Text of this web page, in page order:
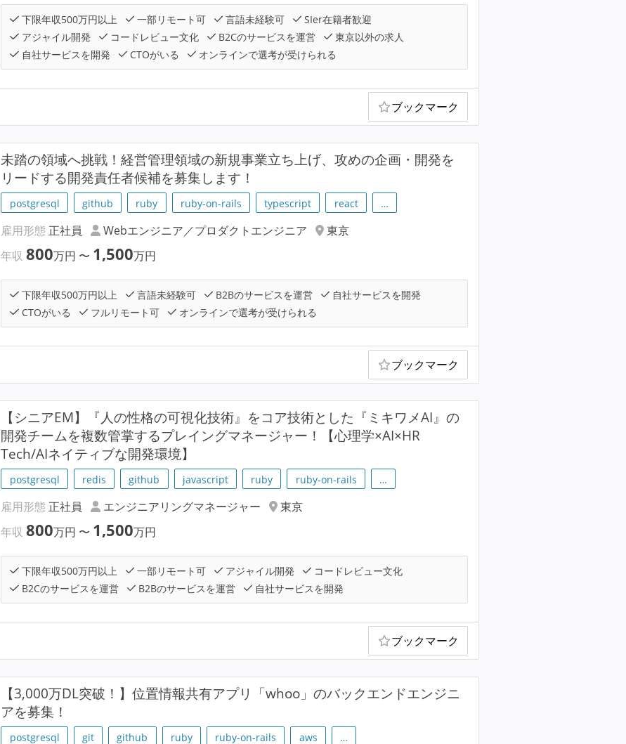
下限年収500万円以上 一部リモート可 言語未経験可
SIer在籍者歓迎
アジャイル開発
コードレビュー文化 B2Cのサービスを運営
東京以外の求人
自社サービスを開発
CTOがいる オンラインで選考が受けられる
ブックマーク
未踏の領域へ挑戦！経営管理領域の新規事業立ち上げ、攻めの企画・開発を
リードする開発責任者候補を募集します！
postgresql github ruby ruby-on-rails typescript react …
雇用形態 正社員 Webエンジニア／プロダクトエンジニア
東京
年収800万円 〜 1,500万円
下限年収500万円以上 言語未経験可 B2Bのサービスを運営
自社サービスを開発
CTOがいる
フルリモート可 オンラインで選考が受けられる
ブックマーク
【シニアEM】『人の性格の可視化技術』をコア技術とした『ミキワメAI』の
開発チームを複数管掌するプレイングマネージャー！【心理学×AI×HR
Tech/AIネイティブな開発環境】
postgresql redis github javascript ruby ruby-on-rails …
雇用形態 正社員 エンジニアリングマネージャー
東京
年収800万円 〜 1,500万円
下限年収500万円以上 一部リモート可 アジャイル開発
コードレビュー文化
B2Cのサービスを運営
B2Bのサービスを運営 自社サービスを開発
ブックマーク
【3,000万DL突破！】位置情報共有アプリ「whoo」のバックエンドエンジニ
アを募集！
postgresql git github ruby ruby-on-rails aws …